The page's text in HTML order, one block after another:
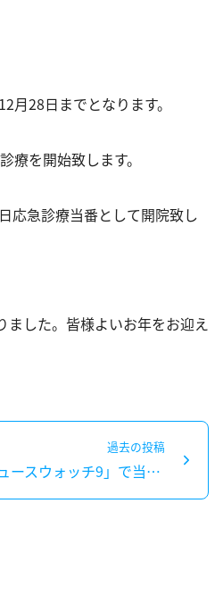
抗体検査
月28日までとなります。
療を開始致します。
応急診療当番として開院致し
ました。皆様よいお年をお迎え
過去の投稿
NHK「ニュースウォッチ9」で当院のインフルエンザ予防接種と石井のコメントが紹介されました